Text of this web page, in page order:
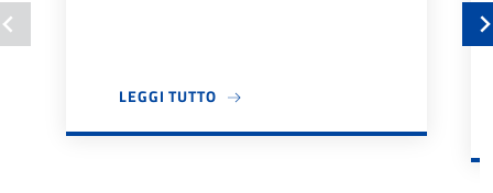
LEGGI TUTTOA PROPOSITO DI BANDO TUTOR